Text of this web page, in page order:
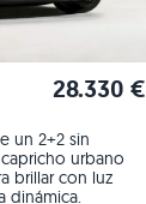
28.330 €
un 2+2 sin
urbano
brillar con luz
dinámica.